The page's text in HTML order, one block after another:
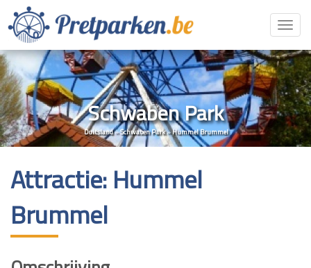
Schwaben Park
Duitsland»Schwaben Park»Hummel Brummel
Attractie: Hummel
Brummel